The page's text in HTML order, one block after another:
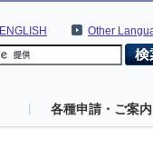
Other
ENGLISH
各種申請・ご案内